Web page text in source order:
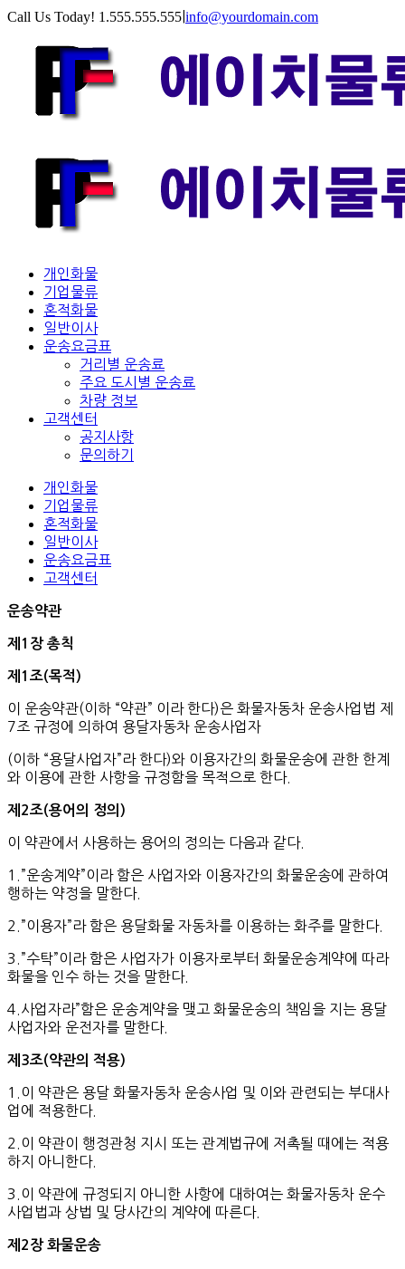
Call Us Today! 1.555.555.555 info@yourdomain.com
개인화물
기업물류
혼적화물
일반이사
운송요금표
거리별 운송료
주요 도시별 운송료
차량 정보
고객센터
공지사항
문의하기
개인화물
기업물류
혼적화물
일반이사
운송요금표
고객센터
운송약관
제 1 장 총칙
제 1 조(목적 )
이 운송약관(이하 “약관” 이라 한다)은 화물자동차 운송사업법 제
7조 규정에 의하여 용달자동차 운송사업자
(이하 “용달사업자”라 한다)와 이용자간의 화물운송에 관한 한계
와 이용에 관한 사항을 규정함을 목적으로 한다.
제 2조(용어의 정의 )
이 약관에서 사용하는 용어의 정의는 다음과 같다.
1.”운송계약”이라 함은 사업자와 이용자간의 화물운송에 관하여
행하는 약정을 말한다.
2.”이용자”라 함은 용달화물 자동차를 이용하는 화주를 말한다.
3.”수탁”이라 함은 사업자가 이용자로부터 화물운송계약에 따라
화물을 인수 하는 것을 말한다.
4.사업자라”함은 운송계약을 맺고 화물운송의 책임을 지는 용달
사업자와 운전자를 말한다.
제 3조( 약관의 적용)
1.이 약관은 용달 화물자동차 운송사업 및 이와 관련되는 부대사
업에 적용한다.
2.이 약관이 행정관청 지시 또는 관계법규에 저촉될 때에는 적용
하지 아니한다.
3.이 약관에 규정되지 아니한 사항에 대하여는 화물자동차 운수
사업법과 상법 및 당사간의 계약에 따른다.
제 2 장 화물운송